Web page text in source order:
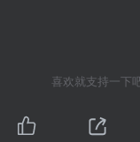
喜欢就支持一下